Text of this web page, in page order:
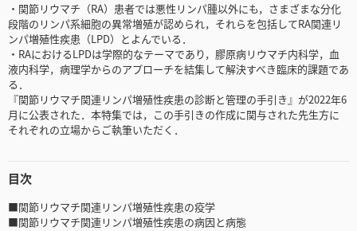
・関節リウマチ（RA）患者では悪性リンパ腫以外にも，さまざまな分化
段階のリンパ系細胞の異常増殖が認められ，それらを包括してRA関連リ
ンパ増殖性疾患（LPD）とよんでいる．
・RAにおけるLPDは学際的なテーマであり，膠原病リウマチ内科学，血
液内科学，病理学からのアプローチを結集して解決すべき臨床的課題であ
る．
『関節リウマチ関連リンパ増殖性疾患の診断と管理の手引き』が2022年6
月に公表された．本特集では，この手引きの作成に関与された先生方に
それぞれの立場からご執筆いただく．
目次
■関節リウマチ関連リンパ増殖性疾患の疫学
■関節リウマチ関連リンパ増殖性疾患の病因と病態